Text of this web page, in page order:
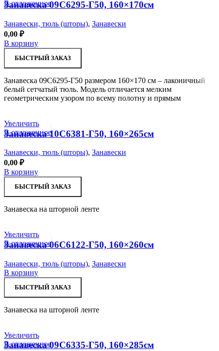
В отложенное
Занавеска 09С6295-Г50, 160×170см
Занавески, тюль (шторы), Занавески
0,00 ₽
В корзину
БЫСТРЫЙ ЗАКАЗ
Занавеска 09С6295-Г50 размером 160×170 см – лаконичный
белый сетчатый тюль. Модель отличается мелким
геометрическим узором по всему полотну и прямым
Увеличить
В отложенное
Занавеска 10С6381-Г50, 160×265см
Занавески, тюль (шторы), Занавески
0,00 ₽
В корзину
БЫСТРЫЙ ЗАКАЗ
Занавеска на шторной ленте
Увеличить
В отложенное
Занавеска 06С6122-Г50, 160×260см
Занавески, тюль (шторы), Занавески
В корзину
БЫСТРЫЙ ЗАКАЗ
Занавеска на шторной ленте
Увеличить
В отложенное
Занавеска 09С6335-Г50, 160×285см